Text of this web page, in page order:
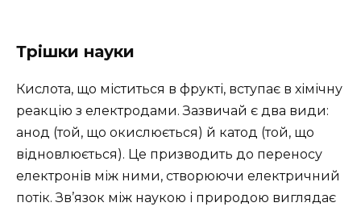
Трішки науки
Кислота, що міститься в фрукті, вступає в хімічну
реакцію з електродами. Зазвичай є два види:
анод (той, що окислюється) й катод (той, що
відновлюється). Це призводить до переносу
електронів між ними, створюючи електричний
потік. Зв’язок між наукою і природою виглядає